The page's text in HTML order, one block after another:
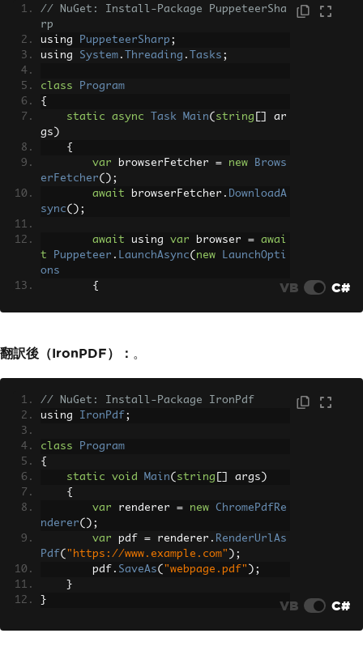
// NuGet: Install-Package PuppeteerSha
rp
using
PuppeteerSharp ;
using System . Threading . Tasks ;
class
Program
{
static
async Task Main( string
ar
gs )
{
var browserFetcher = new
Brows
erFetcher();
await browserFetcher . DownloadA
sync();
await using var browser =
awai
t
Puppeteer . LaunchAsync( new
LaunchOpti
ons
{
await
rowser
NewPageAsync
await page.GoToAsync("https://
www.example.com" );
await
PdfAsync
);
}
VB C#
翻訳後（IronPDF）： 。
// NuGet: Install-Package IronPdf
using IronPdf ;
class
Program
{
static
void Main( string args )
{
var renderer = new
ChromePdfRe
nderer();
var pdf = renderer . RenderUrlAs
Pdf( "https://www.example.com" );
        pdf
. SaveAs( "webpage.pdf" );
}
}
VB C#